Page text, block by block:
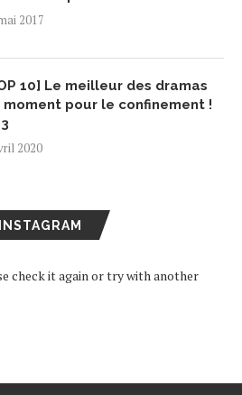
2017
10] Le meilleur des dramas
moment pour le confinement !
2020
INSTAGRAM
check it again or try with another